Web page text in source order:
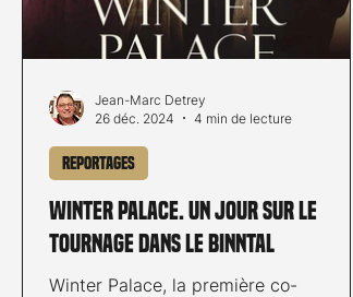
Winter Palace. Un jour sur le
tournage dans le Binntal
Winter Palace, la première co-
Reportages
Jean-Marc Detrey
26 déc. 2024
4 min de lecture